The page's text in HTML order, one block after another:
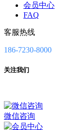
会员中心
FAQ
客服热线
186-7230-8000
关注我们
微信咨询